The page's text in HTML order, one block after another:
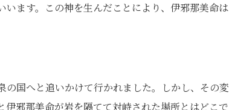
ます。この神を生んだことにより、伊邪那美命は
国へと追いかけて行かれました。しかし、その変
邪那美命が岩を隔てて対峙された場所とはどこで